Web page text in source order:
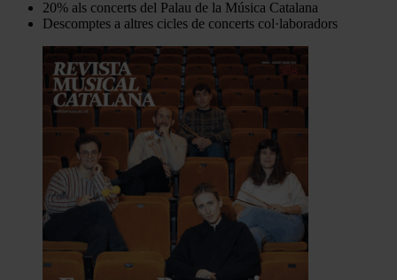
20% als concerts del Palau de la Música Catalana
Descomptes a altres cicles de concerts col·laboradors